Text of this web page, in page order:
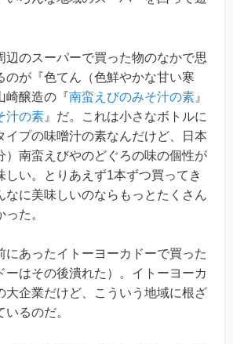
辺のスーパーで買った物のなかで思
のが『色てん（色鮮やかな甘い寒
崎醸造の『南蛮えびのみそ汁の素 』
汁の素 』だ。これは小さなボトルに
イプの味噌汁の素なんだけど、日本
）南蛮えびやのどぐろの味の個性が
しい。とりあえず1本ずつ買ってき
なに美味しいのならもっとたくさん
た。
にあったイトーヨーカドーで買った
ーはその後潰れた）。イトーヨーカ
大企業だけど、こういう地域に根ざ
るのだ。